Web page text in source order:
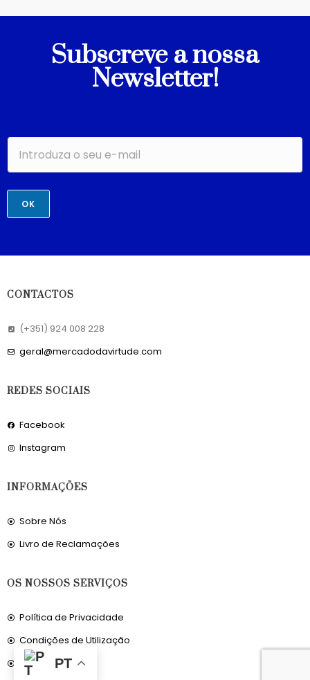
Subscreve a nossa
Newsletter!
OK
CONTACTOS
(+351) 924 008 228
geral@mercadodavirtude.com
REDES SOCIAIS
Facebook
Instagram
INFORMAÇÕES
Sobre Nós
Livro de Reclamações
OS NOSSOS SERVIÇOS
Política de Privacidade
Condições de Utilização
Portes de Envio
PT